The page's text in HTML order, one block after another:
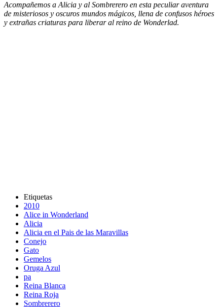
Acompañemos a Alicia y al Sombrerero en esta peculiar aventura
de misteriosos y oscuros mundos mágicos, llena de confusos héroes
y extrañas criaturas para liberar al reino de Wonderlad.
Etiquetas
2010
Alice in Wonderland
Alicia
Alicia en el Pais de las Maravillas
Conejo
Gato
Gemelos
Oruga Azul
pa
Reina Blanca
Reina Roja
Sombrerero